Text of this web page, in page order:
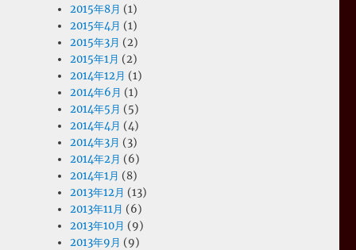
2015年8月 (1)
2015年4月 (1)
2015年3月 (2)
2015年1月 (2)
2014年12月 (1)
2014年6月 (1)
2014年5月 (5)
2014年4月 (4)
2014年3月 (3)
2014年2月 (6)
2014年1月 (8)
2013年12月 (13)
2013年11月 (6)
2013年10月 (9)
2013年9月 (9)